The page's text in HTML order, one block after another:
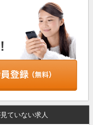
ていない求人